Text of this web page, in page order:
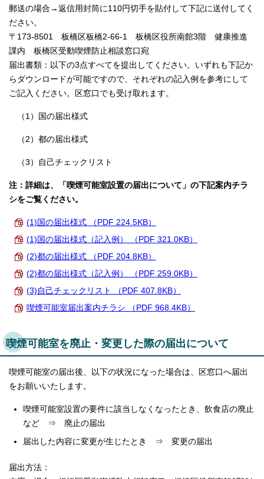
郵送の場合→返信用封筒に110円切手を貼付して下記に送付してく
ださい。
〒173-8501 板橋区板橋2-66-1 板橋区役所南館3階 健康推進
課内 板橋区受動喫煙防止相談窓口宛
届出書類：以下の3点すべてを提出してください。いずれも下記か
らダウンロードが可能ですので、それぞれの記入例を参考にして
ご記入ください。区窓口でも受け取れます。
（1）国の届出様式
（2）都の届出様式
（3）自己チェックリスト
注：詳細は、「喫煙可能室設置の届出について」の下記案内チラ
シをご覧ください。
(1)国の届出様式 （PDF 224.5KB）
(1)国の届出様式（記入例） （PDF 321.0KB）
(2)都の届出様式 （PDF 204.8KB）
(2)都の届出様式（記入例） （PDF 259.0KB）
(3)自己チェックリスト （PDF 407.8KB）
喫煙可能室届出案内チラシ （PDF 968.4KB）
喫煙可能室を廃止・変更した際の届出について
喫煙可能室の届出後、以下の状況になった場合は、区窓口へ届出
をお願いいたします。
喫煙可能室設置の要件に該当しなくなったとき、飲食店の廃止
など ⇒ 廃止の届出
届出した内容に変更が生じたとき ⇒ 変更の届出
届出方法：